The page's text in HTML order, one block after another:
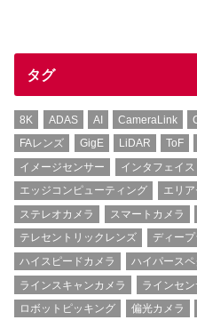
タグ
8K ADAS AI CameraLink
FAレンズ
GigE LiDAR ToF
イメージセンサー
インタフェイス
エッジコンピューティング
エリ
ステレオカメラ
スマートカメラ
テレセントリックレンズ
ディー
ハイスピードカメラ
ハイパース
ラインスキャンカメラ
ラインセ
ロボットピッキング
偏光カメラ